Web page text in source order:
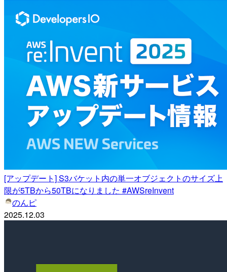
[アップデート] S3バケット内の単一オブジェクトのサイズ上
限が5TBから50TBになりました #AWSreInvent
のんピ
2025.12.03